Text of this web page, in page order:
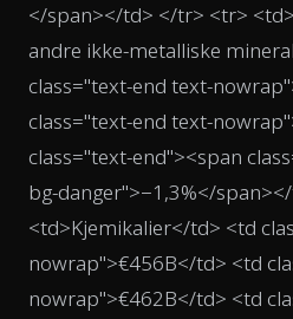
</span></td> </tr> <tr>
andre ikke-metalliske
class="text-end text-
class="text-end text-
class="text-end"><span
bg-danger">−1,3%</
<td>Kjemikalier</td> <td
nowrap">€456B</td> <td
nowrap">€462B</td> <td